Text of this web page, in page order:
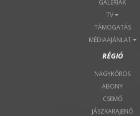
GALÉRIÁK
TV
TÁMOGATÁS
MÉDIAAJÁNLAT
RÉGIÓ
NAGYKŐRÖS
ABONY
CSEMŐ
JÁSZKARAJENŐ